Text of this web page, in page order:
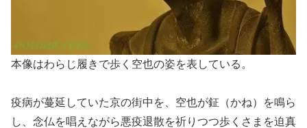
本像はわらじ履きで歩く空也の姿を表している。
疫病が蔓延していた京の街中を、空也が鉦（かね）を鳴ら
し、念仏を唱えながら悪疫退散を祈りつつ歩くさまを迫真